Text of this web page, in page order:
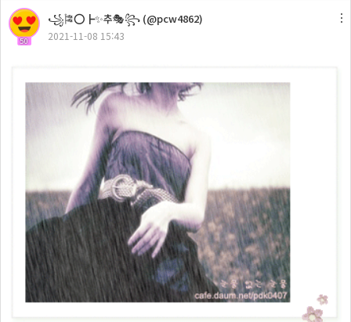
50
꧁🎏⭕┣✨추🎭꧂ (@pcw4862)
2021-11-08 15:43